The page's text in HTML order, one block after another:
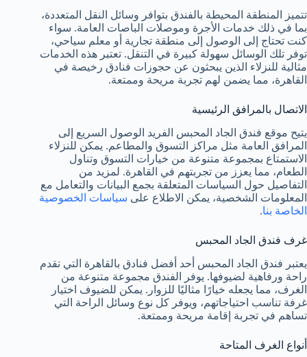
تتميز المنطقة المحيطة بالفندق بتوافر وسائل النقل المتعددة،
بما في ذلك خدمات الأجرة وموصلات الباصات العامة. سواء
كنت تحتاج إلى الوصول إلى منطقة تجارية أو معلم سياحي،
توفر تلك الوسائل سهولة كبيرة في التنقل. تعتبر هذه الخدمات
مثالية للنزلاء الذين يبحثون عن حجوزات فنادق رخيصة في
القاهرة، مما يضمن لهم تجربة مريحة وممتعة.
الاتصال بالمرافق الرئيسية
يتيح موقع فندق الجاد المحبس الفريد الوصول السريع إلى
المرافق العامة مثل مراكز التسوق والمطاعم. يمكن للنزلاء
الاستمتاع بمجموعة متنوعة من خيارات التسوق وتناول
الطعام، مما يعزز من تجربتهم في القاهرة. لمزيد من
التفاصيل حول السياسات المتعلقة بجمع البيانات والتعامل مع
المعلومات الشخصية، يمكن الاطلاع على سياسات الخصوصية
الخاصة بنا.
غرف فندق الجاد المحبس
يعتبر فندق الجاد المحبس أحد أفضل فنادق بالقاهرة التي تقدم
راحة ورفاهية لضيوفها. يوفر الفندق مجموعة متنوعة من
الغرف، مما يجعله خيارًا مثاليًا للزوار. يمكن للضيوف اختيار
غرفة تناسب احتياجاتهم، ويوفر كل نوع وسائل الراحة التي
تساهم في تجربة إقامة مريحة وممتعة.
أنواع الغرف المتاحة